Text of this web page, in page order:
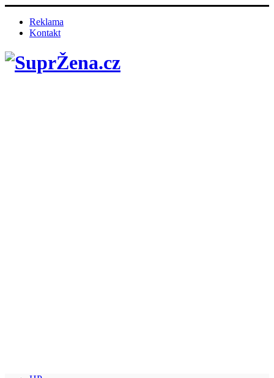
Reklama
Kontakt